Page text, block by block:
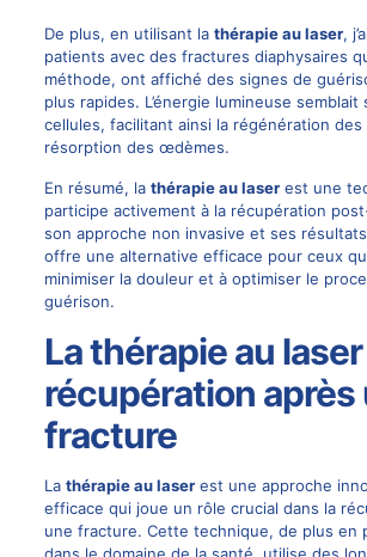
De plus, en utilisant la thérapie au laser,
patients avec des fractures diaphysaires
méthode, ont affiché des signes de
plus rapides. L’énergie lumineuse semblait
cellules, facilitant ainsi la régénération
résorption des œdèmes.
En résumé, la thérapie au laserest une
participe activement à la récupération
son approche non invasive et ses
offre une alternative efficace pour ceux
minimiser la douleur et à optimiser le
guérison.
La thérapie au
récupération après
fracture
La thérapie au laserest une approche
efficace qui joue un rôle crucial dans la
une fracture. Cette technique, de plus en